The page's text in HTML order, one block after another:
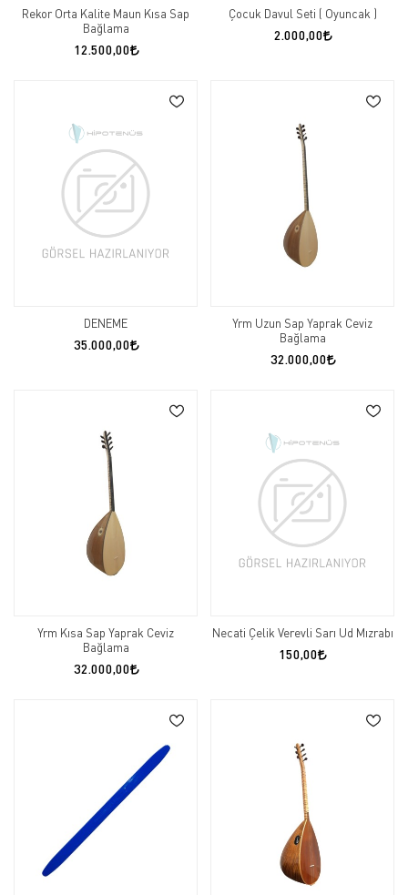
Rekor Orta Kalite Maun Kısa Sap
Bağlama
12.500,00
Çocuk Davul Seti ( Oyuncak )
2.000,00
DENEME
35.000,00
Yrm Uzun Sap Yaprak Ceviz
Bağlama
32.000,00
Yrm Kısa Sap Yaprak Ceviz
Bağlama
32.000,00
Necati Çelik Verevli Sarı Ud Mızrabı
150,00